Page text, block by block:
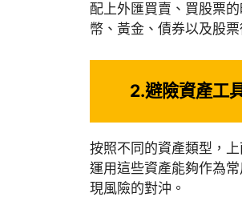
配上外匯買賣、買股票
幣、黃金、債券以及股票
2.避險資產工
按照不同的資產類型，
運用這些資產能夠作為
現風險的對沖。